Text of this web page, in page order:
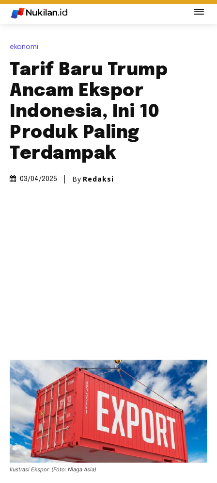
ekonomi
Tarif Baru Trump
Ancam Ekspor
Indonesia, Ini 10
Produk Paling
Terdampak
03/04/2025 By Redaksi
Ilustrasi Ekspor. (Foto: Niaga Asia)